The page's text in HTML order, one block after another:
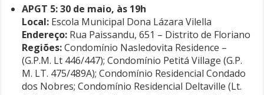
APGT 5: 30 de maio, às 19h
Local: Escola Municipal Dona Lázara Vilella
Endereço: Rua Paissandu, 651 – Distrito de Floriano
Regiões:Condomínio Nasledovita Residence –
(G.P.M. Lt 446/447); Condomínio Petitá Village (G.P.
M. LT. 475/489A); Condomínio Residencial Condado
dos Nobres; Condomínio Residencial Deltaville (Lt.